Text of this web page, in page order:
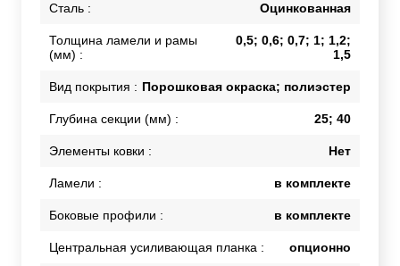
Сталь : Оцинкованная
Толщина ламели и рамы
(мм) :
0,5; 0,6; 0,7; 1; 1,2;
1,5
Вид покрытия : Порошковая окраска; полиэстер
Глубина секции (мм) : 25; 40
Элементы ковки : Нет
Ламели : в комплекте
Боковые профили : в комплекте
Центральная усиливающая планка : опционно